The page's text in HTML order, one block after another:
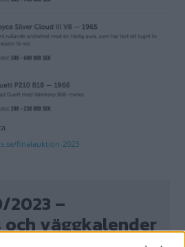
finalauktion-2023
2023 –
väggkalender